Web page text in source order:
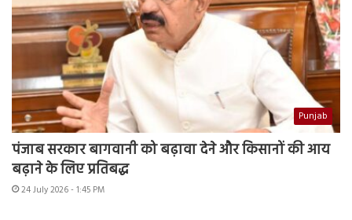
Punjab
पंजाब सरकार बागवानी को बढ़ावा देने और किसानों की आय
बढ़ाने के लिए प्रतिबद्ध
24 July 2026 - 1:45 PM